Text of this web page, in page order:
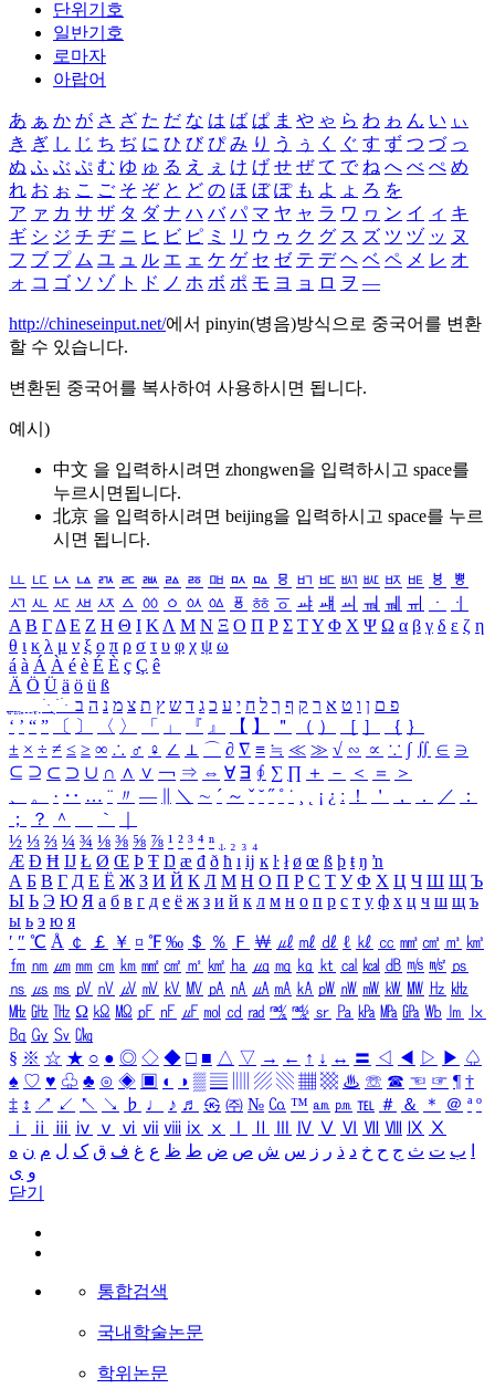
단위기호
일반기호
로마자
아랍어
あ ぁ か が さ ざ た だ な は ば ぱ ま や ゃ ら わ ゎ ん い ぃ
き ぎ し じ ち ぢ に ひ び ぴ み り う ぅ く ぐ す ず つ づ っ
ぬ ふ ぶ ぷ む ゆ ゅ る え ぇ け げ せ ぜ て で ね へ べ ぺ め
れ お ぉ こ ご そ ぞ と ど の ほ ぼ ぽ も よ ょ ろ を
ア ァ カ サ ザ タ ダ ナ ハ バ パ マ ヤ ャ ラ ワ ヮ ン イ ィ キ
ギ シ ジ チ ヂ ニ ヒ ビ ピ ミ リ ウ ゥ ク グ ス ズ ツ ヅ ッ ヌ
フ ブ プ ム ユ ュ ル エ ェ ケ ゲ セ ゼ テ デ ヘ ベ ペ メ レ オ
ォ コ ゴ ソ ゾ ト ド ノ ホ ボ ポ モ ヨ ョ ロ ヲ ―
http://chineseinput.net/에서 pinyin(병음)방식으로 중국어를 변환
할 수 있습니다.
변환된 중국어를 복사하여 사용하시면 됩니다.
예시)
中文 을 입력하시려면 zhongwen을 입력하시고 space를
누르시면됩니다.
北京 을 입력하시려면 beijing을 입력하시고 space를 누르
시면 됩니다.
ㅥ ㅦ ㅧ ㅨ ㅩ ㅪ ㅫ ㅬ ㅭ ㅮ ㅯ ㅰ ㅱ ㅲ ㅳ ㅴ ㅵ ㅶ ㅷ ㅸ
ㅹ
ㅺ ㅻ ㅼ ㅽ ㅾ ㅿ ㆀ ㆁ ㆂ ㆃ ㆄ ㆅ ㆆ ㆇ ㆈ ㆉ ㆊ ㆋ ㆌ ㆍ
ㆎ
Α Β ΓΔ Ε Ζ Η Θ Ι ΚΛ Μ Ν Ξ Ο Π Ρ Σ ΤΥ Φ Χ Ψ Ω α β γ δ ε ζ η
θ ι κ λ μ ν ξ ο π ρ σ τ υ φ χ ψ ω
á à Á À é è É È ç Ç ê
Ä Ö Ü ä ö ü ß
ִֶֹ ֻּ ׁׂ פ ם ן ו ט א ר ק ף ך ל ח י ע כ ג ד ש ץ ת צ מ נ ה ב
‘ ’ “ ” 〔 〕 〈 〉 「 」 『 』 【 】 ＂ （ ） ［ ］ ｛ ｝
± × ÷ ≠ ≤ ≥ ∞ ∴ ♂ ♀ ∠ ⊥ ⌒ ∂ ∇ ≡ ≒ ≪ ≫ √ ∽ ∝ ∵ ∫ ∬ ∈ ∋
⊆ ⊇ ⊂ ⊃ ∪ ∩ ∧ ∨ ￢ ⇒ ⇔ ∀ ∃ ∮ ∑ ∏ ＋ － ＜ ＝
＞
、
。 · ‥ … ¨ 〃 ― ＼ ∼ ´ ～ ˇ ˘ ˝ ˚ ˙ ¸ ¡ ¿ ː ！ ＇ ， ． ／
：
；
？ ＾ ｀
½ ⅓ ⅔ ¼ ¾ ⅛ ⅜ ⅝ ⅞ ¹ ² ³ ⁴ ⁿ ₁ ₂ ₃ ₄
Æ Ð Ħ Ĳ Ł Ø Œ Þ Ŧ Ŋ æ đ ð ħ ı ĳ ĸ ŀ ł ø œ ß þ ŧ ŋ ŉ
А Б В Г Д Е Ё Ж З И Й К Л М Н О П Р С Т У Ф Х Ц Ч Ш Щ Ъ
Ы Ь Э Ю Я а б в г д е ё ж з и й к л м н о п р с т у ф х ц ч ш щ ъ
ы ь э ю я
′ ″ ℃ Å ￠ ￡ ￥ ¤ ℉ ‰ ＄ ％ Ｆ ￦ ㎕ ㎖ ㎗ ℓ ㎘ ㏄ ㎣ ㎤ ㎥ ㎦
㎙ ㎚ ㎛ ㎜ ㎝ ㎞ ㎟ ㎠ ㎡ ㎢ ㏊ ㎍ ㎎ ㎏ ㏏ ㎈ ㎉ ㏈ ㎧ ㎨ ㎰
㎱ ㎲ ㎳ ㎴ ㎵ ㎶ ㎷ ㎸ ㎹ ㎀ ㎁ ㎂ ㎃ ㎄ ㎺ ㎻ ㎽ ㎾ ㎿ ㎐ ㎑
㎒ ㎓ ㎔ Ω ㏀ ㏁ ㎊ ㎋ ㎌ ㏖ ㏅ ㎭ ㎮ ㎯ ㏛ ㎩ ㎪ ㎫ ㎬ ㏝ ㏐
㏓
㏃ ㏉ ㏜ ㏆
§ ※ ☆ ★ ○ ● ◎ ◇ ◆ □ ■ △ ▽ → ← ↑ ↓ ↔ 〓 ◁ ◀ ▷ ▶ ♤
♠ ♡ ♥ ♧ ♣ ⊙ ◈ ▣ ◐ ◑ ▒ ▤ ▨ ▧ ▦ ▩ ♨ ☏ ☎ ☜ ☞ ¶ †
‡ ↕ ↗ ↙ ↖ ↘ ♭ ♩ ♪ ♬ ㉿ ㈜ № ㏇ ™ ㏂ ㏘ ℡ ＃ ＆ ＊ ＠ ª º
ⅰ
ⅱ ⅲ ⅳ ⅴ ⅵ ⅶ ⅷ ⅸ ⅹ Ⅳ Ⅴ Ⅵ Ⅶ Ⅷ Ⅸ Ⅹ
ب ت ث ج ح خ د ذ ر ز س ش ص ض ط ظ ع غ ف ق ک ل م ن ه
و ی
닫기
통합검색
국내학술논문
학위논문